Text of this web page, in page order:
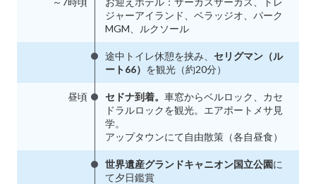
ジャーアイランド、ベラッジオ、パーク
MGM、ルクソール
途中トイレ休憩を挟み、 セリグマン（ル
ート66） を観光（約20分）
昼頃 セドナ到着。 車窓からベルロック、カセ
ドラルロックを観光。エアポートメサ見
学。
アップタウンにて自由散策（各自昼食）
世界遺産グランドキャニオン国立公園に
て夕日鑑賞